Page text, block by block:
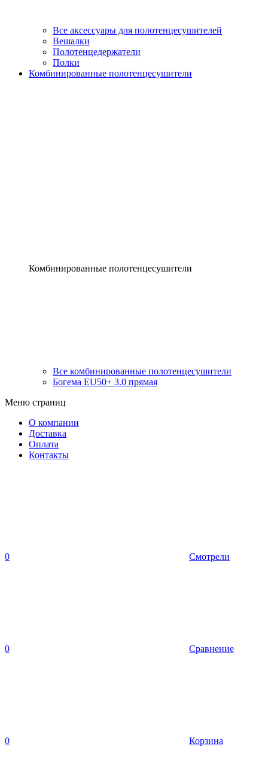
Все аксессуары для полотенцесушителей
Вешалки
Полотенцедержатели
Полки
Комбинированные полотенцесушители
Комбинированные полотенцесушители
Все комбинированные полотенцесушители
Богема EU50+ 3.0 прямая
Меню страниц
О компании
Доставка
Оплата
Контакты
0 Смотрели
0 Сравнение
0 Корзина